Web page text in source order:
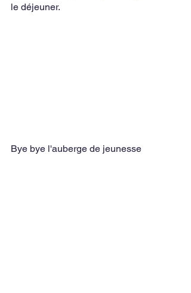
le déjeuner.
Bye bye l'auberge de jeunesse